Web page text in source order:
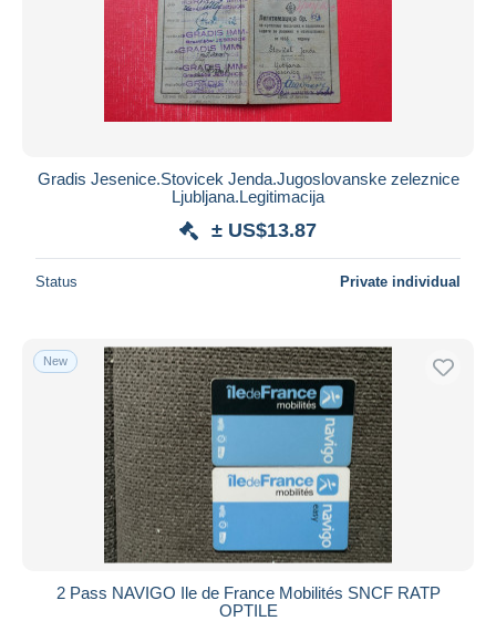
Gradis Jesenice.Stovicek Jenda.Jugoslovanske zeleznice
Ljubljana.Legitimacija
± US$13.87
Status Private individual
New
2 Pass NAVIGO Ile de France Mobilités SNCF RATP
OPTILE